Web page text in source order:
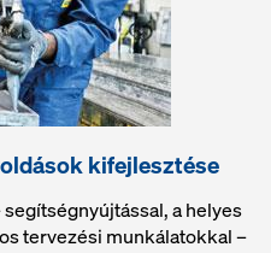
kifejlesztése
a helyes
tervezési munkálatokkal –